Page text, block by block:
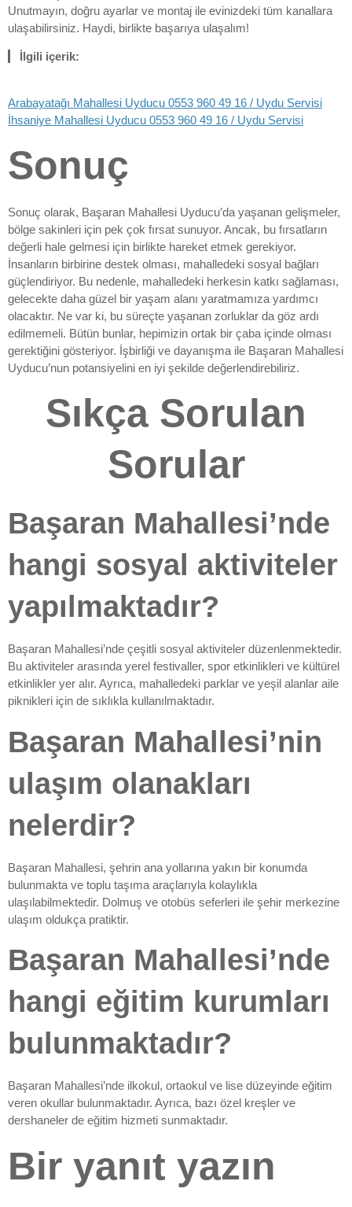
Unutmayın, doğru ayarlar ve montaj ile evinizdeki tüm kanallara
ulaşabilirsiniz. Haydi, birlikte başarıya ulaşalım!
İlgili içerik:
Arabayatağı Mahallesi Uyducu 0553 960 49 16 / Uydu Servisi
İhsaniye Mahallesi Uyducu 0553 960 49 16 / Uydu Servisi
Sonuç
Sonuç olarak, Başaran Mahallesi Uyducu’da yaşanan gelişmeler,
bölge sakinleri için pek çok fırsat sunuyor. Ancak, bu fırsatların
değerli hale gelmesi için birlikte hareket etmek gerekiyor.
İnsanların birbirine destek olması, mahalledeki sosyal bağları
güçlendiriyor. Bu nedenle, mahalledeki herkesin katkı sağlaması,
gelecekte daha güzel bir yaşam alanı yaratmamıza yardımcı
olacaktır. Ne var ki, bu süreçte yaşanan zorluklar da göz ardı
edilmemeli. Bütün bunlar, hepimizin ortak bir çaba içinde olması
gerektiğini gösteriyor. İşbirliği ve dayanışma ile Başaran Mahallesi
Uyducu’nun potansiyelini en iyi şekilde değerlendirebiliriz.
Sıkça Sorulan
Sorular
Başaran Mahallesi’nde
hangi sosyal aktiviteler
yapılmaktadır?
Başaran Mahallesi’nde çeşitli sosyal aktiviteler düzenlenmektedir.
Bu aktiviteler arasında yerel festivaller, spor etkinlikleri ve kültürel
etkinlikler yer alır. Ayrıca, mahalledeki parklar ve yeşil alanlar aile
piknikleri için de sıklıkla kullanılmaktadır.
Başaran Mahallesi’nin
ulaşım olanakları
nelerdir?
Başaran Mahallesi, şehrin ana yollarına yakın bir konumda
bulunmakta ve toplu taşıma araçlarıyla kolaylıkla
ulaşılabilmektedir. Dolmuş ve otobüs seferleri ile şehir merkezine
ulaşım oldukça pratiktir.
Başaran Mahallesi’nde
hangi eğitim kurumları
bulunmaktadır?
Başaran Mahallesi’nde ilkokul, ortaokul ve lise düzeyinde eğitim
veren okullar bulunmaktadır. Ayrıca, bazı özel kreşler ve
dershaneler de eğitim hizmeti sunmaktadır.
Bir yanıt yazın